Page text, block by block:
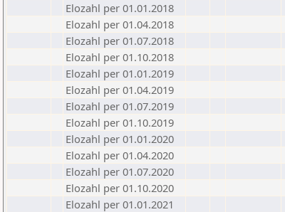
Elozahl per 01.01.2018
Elozahl per 01.04.2018
Elozahl per 01.07.2018
Elozahl per 01.10.2018
Elozahl per 01.01.2019
Elozahl per 01.04.2019
Elozahl per 01.07.2019
Elozahl per 01.10.2019
Elozahl per 01.01.2020
Elozahl per 01.04.2020
Elozahl per 01.07.2020
Elozahl per 01.10.2020
Elozahl per 01.01.2021